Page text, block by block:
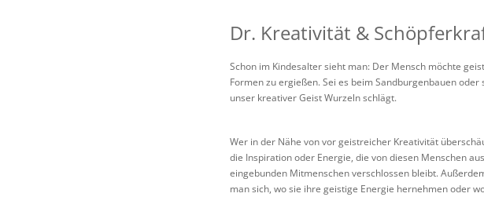
Dr. Kreativität &
Schon im Kindesalter sieht man: Der Mensch möchte
Formen zu ergießen. Sei es beim Sandburgenbauen
unser kreativer Geist Wurzeln schlägt.
Wer in der Nähe von vor geistreicher Kreativität
die Inspiration oder Energie, die von diesen Menschen
eingebunden Mitmenschen verschlossen bleibt.
man sich, wo sie ihre geistige Energie hernehmen oder